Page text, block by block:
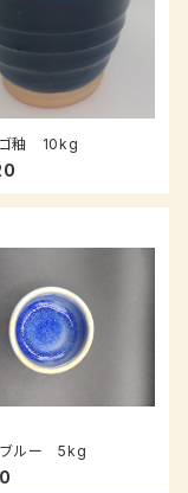
ゴ釉 10kg
ブルー 5kg